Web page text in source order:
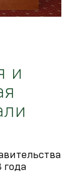
и
года